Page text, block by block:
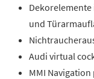
und
Audi virtual
MMI